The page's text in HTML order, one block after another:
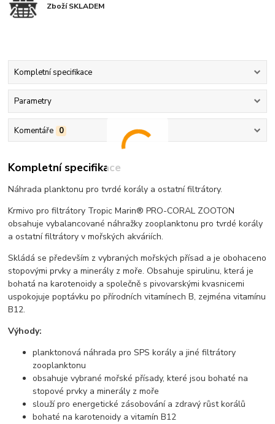
Zboží SKLADEM
Kompletní specifikace
Parametry
Komentáře 0
Kompletní specifikace
Náhrada planktonu pro tvrdé korály a ostatní filtrátory.
Krmivo pro filtrátory Tropic Marin® PRO-CORAL ZOOTON
obsahuje vybalancované náhražky zooplanktonu pro tvrdé korály
a ostatní filtrátory v mořských akváriích.
Skládá se především z vybraných mořských přísad a je obohaceno
stopovými prvky a minerály z moře. Obsahuje spirulinu, která je
bohatá na karotenoidy a společně s pivovarskými kvasnicemi
uspokojuje poptávku po přírodních vitamínech B, zejména vitamínu
B12.
Výhody:
planktonová náhrada pro SPS korály a jiné filtrátory
zooplanktonu
obsahuje vybrané mořské přísady, které jsou bohaté na
stopové prvky a minerály z moře
slouží pro energetické zásobování a zdravý růst korálů
bohaté na karotenoidy a vitamín B12